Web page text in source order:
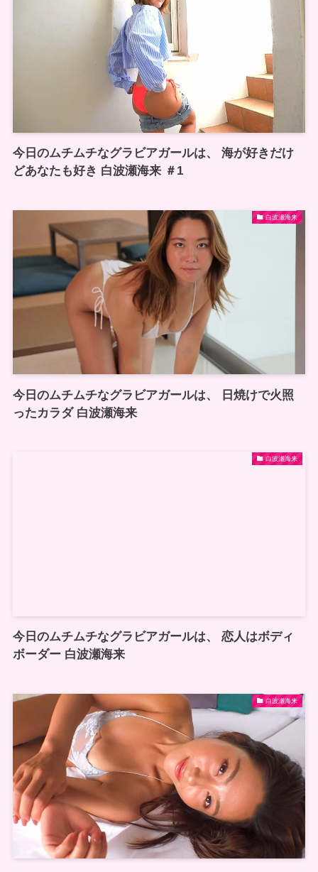
今日のムチムチなグラビアガールは、 海が好きだけ
どあなたも好き 白波瀬海来 ＃1
白波瀬海来
今日のムチムチなグラビアガールは、 日焼けで火照
ったカラダ 白波瀬海来
白波瀬海来
今日のムチムチなグラビアガールは、 恋人はボディ
ボーダー 白波瀬海来
白波瀬海来